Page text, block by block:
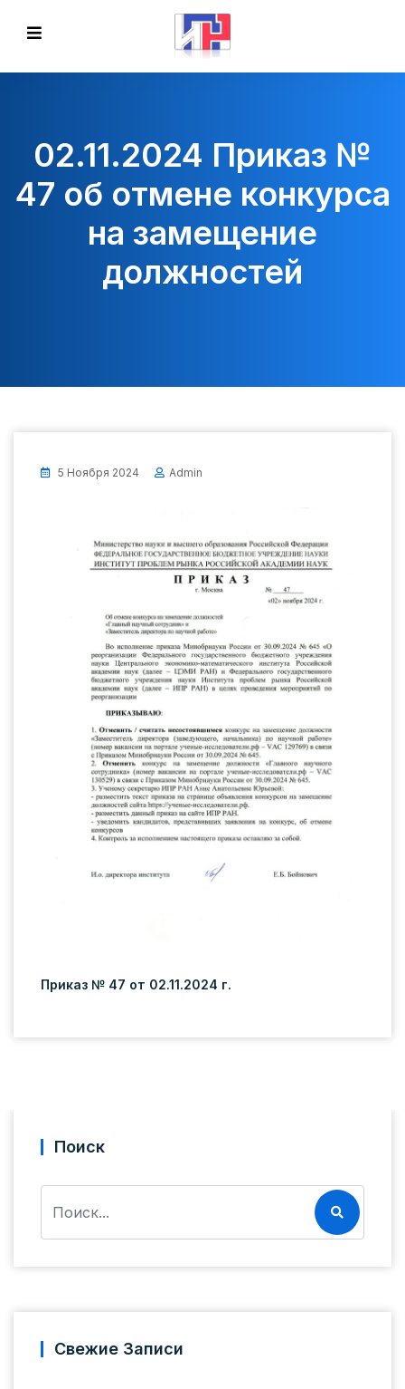
02.11.2024 Приказ №
47 об отмене конкурса
на замещение
должностей
5 Ноября 2024 Admin
Приказ № 47 от 02.11.2024 г.
Поиск
Свежие Записи